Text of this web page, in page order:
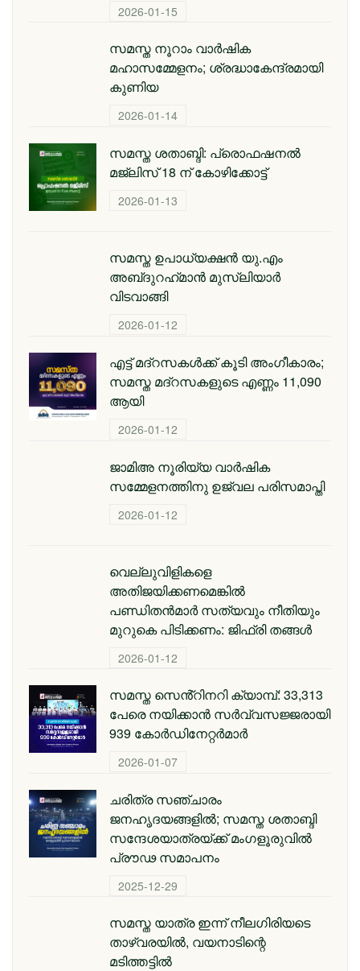
2026-01-15
സമസ്ത നൂറാം വാർഷിക
മഹാസമ്മേളനം; ശ്രദ്ധാകേന്ദ്രമായി
കുണിയ
2026-01-14
സമസ്ത ശതാബ്ദി: പ്രൊഫഷനൽ
മജ്‌ലിസ് 18 ന് കോഴിക്കോട്ട്
2026-01-13
സമസ്ത ഉപാധ്യക്ഷൻ യു.എം
അബ്‌ദുറഹ്‌മാൻ മുസ്‌ലിയാർ
വിടവാങ്ങി
2026-01-12
എട്ട് മദ്റസകള്‍ക്ക് കൂടി അംഗീകാരം;
സമസ്ത മദ്റസകളുടെ എണ്ണം 11,090
ആയി
2026-01-12
ജാമിഅ നൂരിയ്യ വാര്‍ഷിക
സമ്മേളനത്തിനു ഉജ്വല പരിസമാപ്തി
2026-01-12
വെല്ലുവിളികളെ
അതിജയിക്കണമെങ്കിൽ
പണ്ഡിതൻമാർ സത്യവും നീതിയും
മുറുകെ പിടിക്കണം: ജിഫ്‌രി തങ്ങൾ
2026-01-12
സമസ്ത സെൻ്റിനറി ക്യാമ്പ്: 33,313
പേരെ നയിക്കാൻ സർവ്വസജ്ജരായി
939 കോർഡിനേറ്റർമാർ
2026-01-07
ചരിത്ര സഞ്ചാരം
ജനഹൃദയങ്ങളിൽ; സമസ്ത ശതാബ്ദി
സന്ദേശയാത്രയ്ക്ക് മംഗളൂരുവിൽ
പ്രൗഢ സമാപനം
2025-12-29
സമസ്ത യാത്ര ഇന്ന് നീലഗിരിയടെ
താഴ്‌വരയിൽ, വയനാടിന്റെ
മടിത്തട്ടിൽ